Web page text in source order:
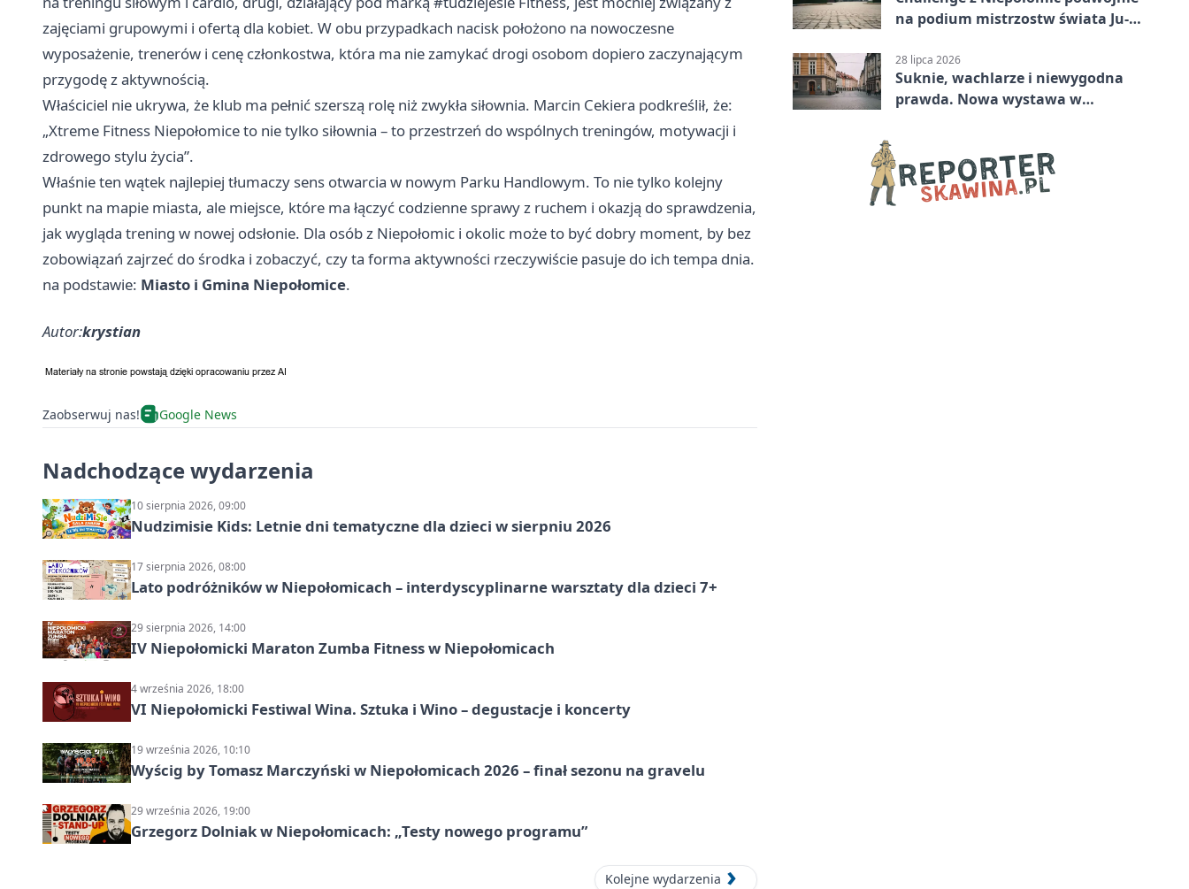
zajęciami grupowymi i ofertą dla kobiet. W obu przypadkach nacisk położono na nowoczesne
wyposażenie, trenerów i cenę członkostwa, która ma nie zamykać drogi osobom dopiero zaczynającym
przygodę z aktywnością.
Właściciel nie ukrywa, że klub ma pełnić szerszą rolę niż zwykła siłownia. Marcin Cekiera podkreślił, że:
„Xtreme Fitness Niepołomice to nie tylko siłownia – to przestrzeń do wspólnych treningów, motywacji i
zdrowego stylu życia”.
Właśnie ten wątek najlepiej tłumaczy sens otwarcia w nowym Parku Handlowym. To nie tylko kolejny
punkt na mapie miasta, ale miejsce, które ma łączyć codzienne sprawy z ruchem i okazją do sprawdzenia,
jak wygląda trening w nowej odsłonie. Dla osób z Niepołomic i okolic może to być dobry moment, by bez
zobowiązań zajrzeć do środka i zobaczyć, czy ta forma aktywności rzeczywiście pasuje do ich tempa dnia.
na podstawie: Miasto i Gmina Niepołomice.
Autor:krystian
Zaobserwuj nas! Google News
Nadchodzące wydarzenia
10 sierpnia 2026, 09:00
Nudzimisie Kids: Letnie dni tematyczne dla dzieci w sierpniu 2026
17 sierpnia 2026, 08:00
Lato podróżników w Niepołomicach – interdyscyplinarne warsztaty dla dzieci 7+
29 sierpnia 2026, 14:00
IV Niepołomicki Maraton Zumba Fitness w Niepołomicach
4 września 2026, 18:00
VI Niepołomicki Festiwal Wina. Sztuka i Wino – degustacje i koncerty
19 września 2026, 10:10
Wyścig by Tomasz Marczyński w Niepołomicach 2026 – finał sezonu na gravelu
29 września 2026, 19:00
Grzegorz Dolniak w Niepołomicach: „Testy nowego programu”
Kolejne wydarzenia
na podium mistrzostw świata Ju-
28 lipca 2026
Suknie, wachlarze i niewygodna
prawda. Nowa wystawa w